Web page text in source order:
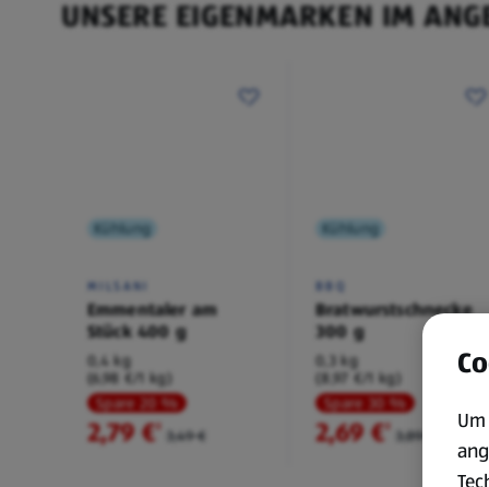
UNSERE EIGENMARKEN IM
Kühlung
MILSANI
Emmentaler am
Stück 400 g
0,4 kg
(6,98 €/1 kg)
Spare 20 %
2,79 €² 3,49 €
Kühlung
BBQ
Bratwurstschnecke
300 g
0,3 kg
(8,97 €/1 kg)
Spare 30 %
2,69 €² 3,89 €